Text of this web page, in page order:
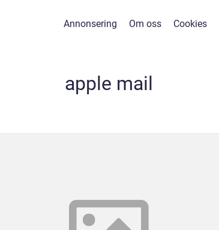
Annonsering Om oss Cookies
apple mail